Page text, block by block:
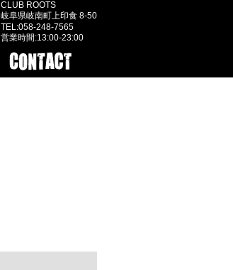
CLUB ROOTS
岐阜県岐南町上印食 8-50
TEL:058-248-7565
営業時間:13:00-23:00